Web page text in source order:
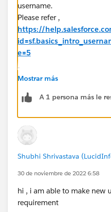
username.
Please refer ,
https://
e=5
Mostrar más
A 1 persona más le
Shubhi Shrivastava
30 de noviembre de 2022 6:58
hi , i am able to make new
requirement